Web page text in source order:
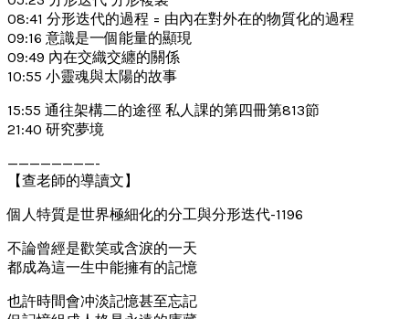
08:41 分形迭代的過程 = 由內在對外在的物質化的過程
09:16 意識是一個能量的顯現
09:49 內在交織交纏的關係
10:55 小靈魂與太陽的故事
15:55 通往架構二的途徑 私人課的第四冊第813節
21:40 研究夢境
————————-
【查老師的導讀文】
個人特質是世界極細化的分工與分形迭代-1196
不論曾經是歡笑或含淚的一天
都成為這一生中能擁有的記憶
也許時間會冲淡記憶甚至忘記